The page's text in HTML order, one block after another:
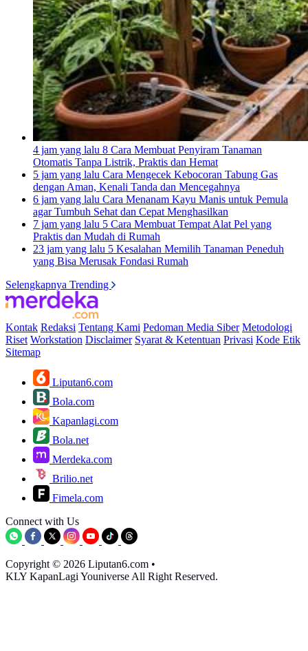
4 jam yang lalu 8 Cara Membuat Penyiram Tanaman
Otomatis Tanpa Listrik, Praktis dan Hemat
5 jam yang lalu Cara Mengecek Kebocoran Tabung Gas
dengan Aman, Kenali Tanda dan Mencegahnya
6 jam yang lalu Cara Menanam Kayu Manis untuk Pemula
agar Tumbuh Sehat dan Cepat Menghasilkan
7 jam yang lalu 5 Cara Membuat Tempat Alat Pel yang
Praktis dan Mudah di Rumah
23 jam yang lalu 5 Kesalahan Memilih Tanaman Peneduh
yang Bisa Merusak Fondasi Rumah
Selengkapnya Trending
Kontak Redaksi Tentang Kami Pedoman Media Siber Metodologi
Riset Workstation Disclaimer Syarat & Ketentuan Privasi Kode Etik
Sitemap
Liputan6.com
Bola.com
Kapanlagi.com
Bola.net
Merdeka.com
Brilio.net
Fimela.com
Connect with Us
Copyright © 2026 Liputan6.com •
KLY KapanLagi Youniverse All Right Reserved.